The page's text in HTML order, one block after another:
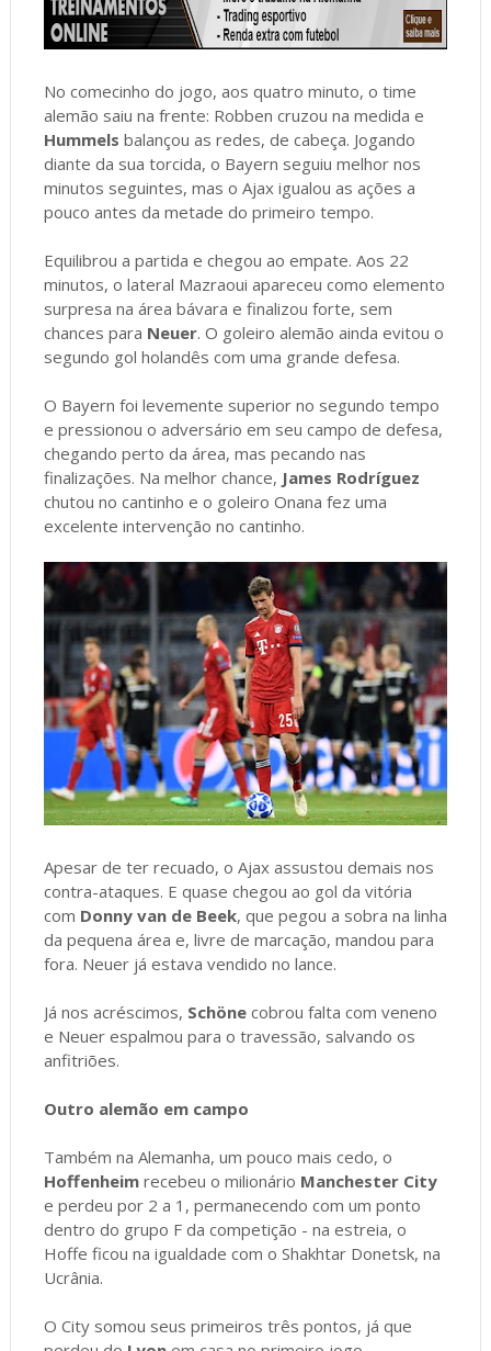
No comecinho do jogo, aos quatro minuto, o time
alemão saiu na frente: Robben cruzou na medida e
Hummels balançou as redes, de cabeça. Jogando
diante da sua torcida, o Bayern seguiu melhor nos
minutos seguintes, mas o Ajax igualou as ações a
pouco antes da metade do primeiro tempo.
Equilibrou a partida e chegou ao empate. Aos 22
minutos, o lateral Mazraoui apareceu como elemento
surpresa na área bávara e finalizou forte, sem
chances para Neuer. O goleiro alemão ainda evitou o
segundo gol holandês com uma grande defesa.
O Bayern foi levemente superior no segundo tempo
e pressionou o adversário em seu campo de defesa,
chegando perto da área, mas pecando nas
finalizações. Na melhor chance, James Rodríguez
chutou no cantinho e o goleiro Onana fez uma
excelente intervenção no cantinho.
Apesar de ter recuado, o Ajax assustou demais nos
contra-ataques. E quase chegou ao gol da vitória
com Donny van de Beek, que pegou a sobra na linha
da pequena área e, livre de marcação, mandou para
fora. Neuer já estava vendido no lance.
Já nos acréscimos, Schönecobrou falta com veneno
e Neuer espalmou para o travessão, salvando os
anfitriões.
Outro alemão em campo
Também na Alemanha, um pouco mais cedo, o
Hoffenheimrecebeu o milionário Manchester City
e perdeu por 2 a 1, permanecendo com um ponto
dentro do grupo F da competição - na estreia, o
Hoffe ficou na igualdade com o Shakhtar Donetsk, na
Ucrânia.
O City somou seus primeiros três pontos, já que